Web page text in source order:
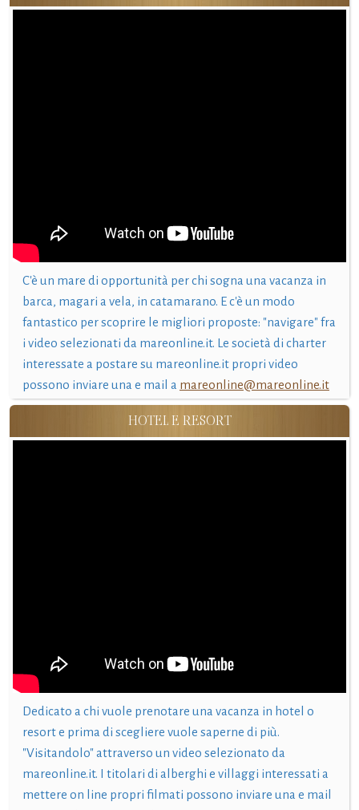
C'è un mare di opportunità per chi sogna una vacanza in
barca, magari a vela, in catamarano. E c'è un modo
fantastico per scoprire le migliori proposte: "navigare" fra
i video selezionati da mareonline.it. Le società di charter
interessate a postare su mareonline.it propri video
possono inviare una e mail a mareonline@mareonline.it
HOTEL E RESORT
Dedicato a chi vuole prenotare una vacanza in hotel o
resort e prima di scegliere vuole saperne di più.
"Visitandolo" attraverso un video selezionato da
mareonline.it. I titolari di alberghi e villaggi interessati a
mettere on line propri filmati possono inviare una e mail